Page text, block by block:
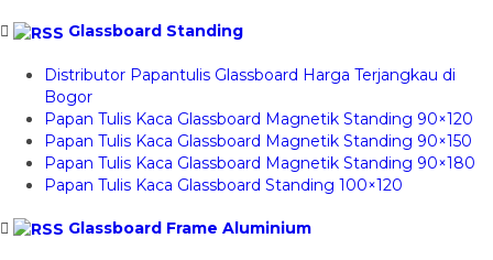
Glassboard Standing
Distributor Papantulis Glassboard Harga Terjangkau di
Bogor
Papan Tulis Kaca Glassboard Magnetik Standing 90×120
Papan Tulis Kaca Glassboard Magnetik Standing 90×150
Papan Tulis Kaca Glassboard Magnetik Standing 90×180
Papan Tulis Kaca Glassboard Standing 100×120
Glassboard Frame Aluminium